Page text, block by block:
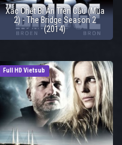
Xác Chết Bí Ẩn Trên Cầu (Mùa
2) - The Bridge Season 2
(2014)
Full HD Vietsub